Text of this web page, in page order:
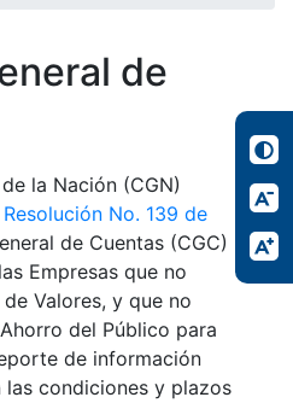
de
la Nación (CGN)
Resolución No. 139 de
de Cuentas (CGC)
Empresas que no
Valores, y que no
del Público para
de información
las condiciones y plazos